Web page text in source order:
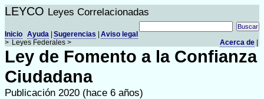
LEYCO Leyes Correlacionadas
Aviso legal
Sugerencias
Ayuda
Acerca de
Inicio
> Leyes Federales >
Ley de Fomento a la Confianza
Ciudadana
Publicación 2020 (hace 6 años)